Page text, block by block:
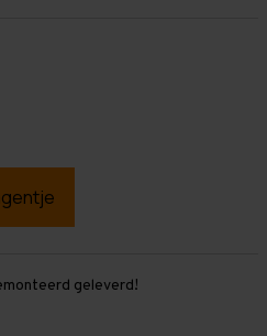
geleverd!